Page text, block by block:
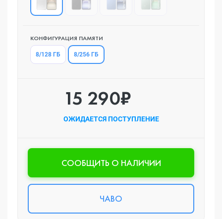
КОНФИГУРАЦИЯ ПАМЯТИ
8/128 ГБ 8/256 ГБ
15 290₽
ОЖИДАЕТСЯ ПОСТУПЛЕНИЕ
CООБЩИТЬ О НАЛИЧИИ
ЧАВО